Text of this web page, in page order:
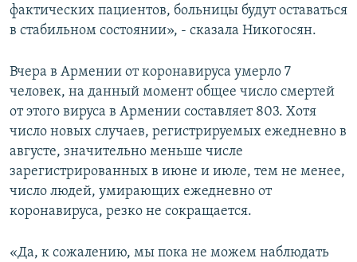
фактических пациентов, больницы будут оставаться
в стабильном состоянии», - сказала Никогосян.
Вчера в Армении от коронавируса умерло 7
человек, на данный момент общее число смертей
от этого вируса в Армении составляет 803. Хотя
число новых случаев, регистрируемых ежедневно в
августе, значительно меньше числе
зарегистрированных в июне и июле, тем не менее,
число людей, умирающих ежедневно от
коронавируса, резко не сокращается.
«Да, к сожалению, мы пока не можем наблюдать